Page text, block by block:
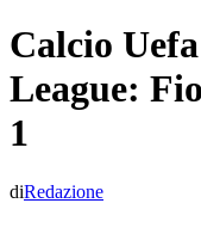
Calcio
League:
1
diRedazione